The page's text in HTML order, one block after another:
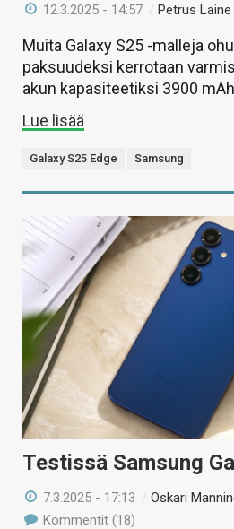
12.3.2025 - 14:57 /Petrus Laine
Muita Galaxy S25 -malleja
paksuudeksi kerrotaan
akun kapasiteetiksi 3900
Lue lisää
Galaxy S25 Edge Samsung
Testissä Samsung
7.3.2025 - 17:13 /Oskari
Kommentit (18)